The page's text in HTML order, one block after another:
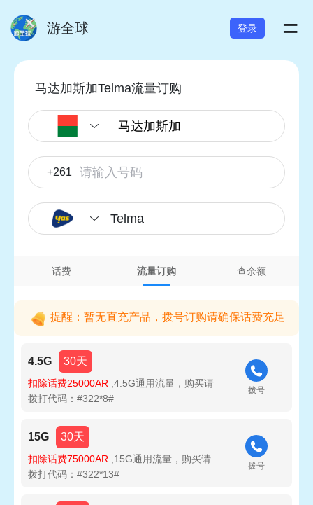
游全球 登录 =
马达加斯加Telma流量订购
+261
Telma
话费 流量订购 查余额
提醒：暂无直充产品，拨号订购请确保话费充足
4.5G 30天
扣除话费25000AR ,4.5G通用流量，购买请
拨打代码：#322*8#
拨号
15G 30天
扣除话费75000AR ,15G通用流量，购买请
拨打代码：#322*13#
拨号